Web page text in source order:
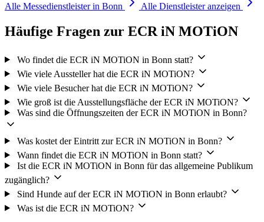
Alle Messedienstleister in Bonn
Alle Dienstleister anzeigen
Häufige Fragen zur ECR iN MOTiON
Wo findet die ECR iN MOTiON in Bonn statt?
Wie viele Aussteller hat die ECR iN MOTiON?
Wie viele Besucher hat die ECR iN MOTiON?
Wie groß ist die Ausstellungsfläche der ECR iN MOTiON?
Was sind die Öffnungszeiten der ECR iN MOTiON in Bonn?
Was kostet der Eintritt zur ECR iN MOTiON in Bonn?
Wann findet die ECR iN MOTiON in Bonn statt?
Ist die ECR iN MOTiON in Bonn für das allgemeine Publikum
zugänglich?
Sind Hunde auf der ECR iN MOTiON in Bonn erlaubt?
Was ist die ECR iN MOTiON?